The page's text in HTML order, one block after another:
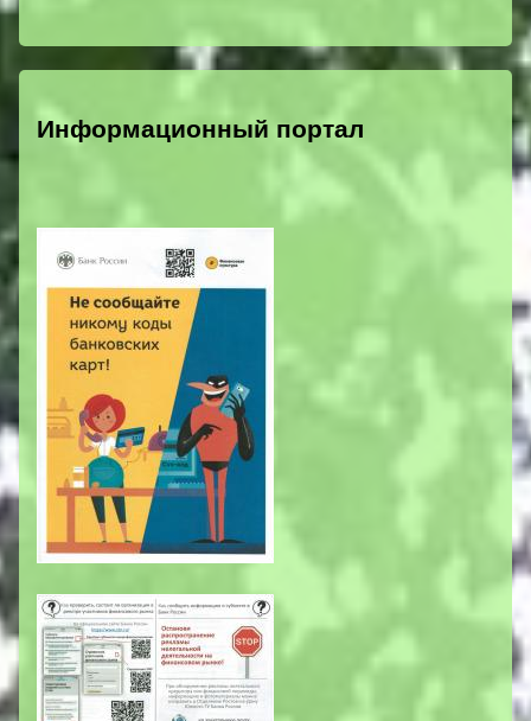
Информационный портал